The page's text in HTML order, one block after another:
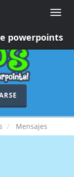
Toggle
powerpoints
Mensajes